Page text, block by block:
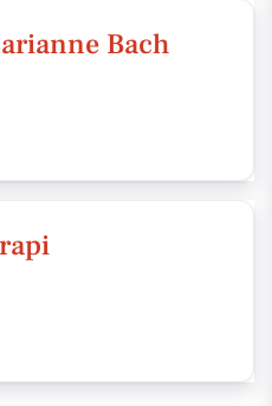
Bach